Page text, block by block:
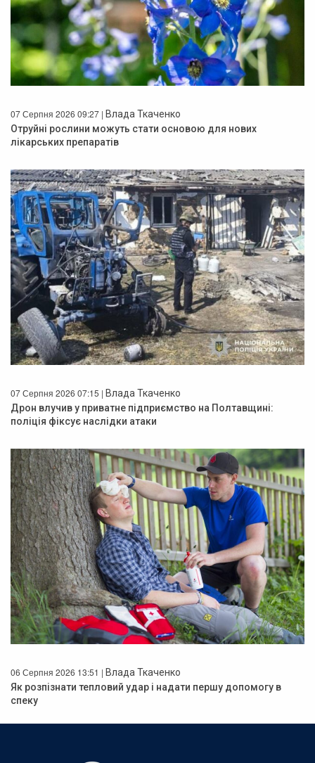
07 Серпня 2026 09:27 | Влада Ткаченко
Отруйні рослини можуть стати основою для нових
лікарських препаратів
07 Серпня 2026 07:15 | Влада Ткаченко
Дрон влучив у приватне підприємство на Полтавщині:
поліція фіксує наслідки атаки
06 Серпня 2026 13:51 | Влада Ткаченко
Як розпізнати тепловий удар і надати першу допомогу в
спеку